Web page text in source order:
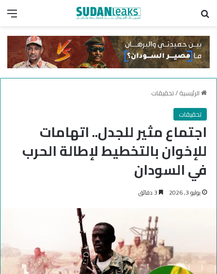
الرئيسية/تحقيقات
تحقيقات
اجتماع مثير للجدل.. اتهامات
للإخوان بالتخطيط لإطالة الحرب
في السودان
يوليو 3, 2026